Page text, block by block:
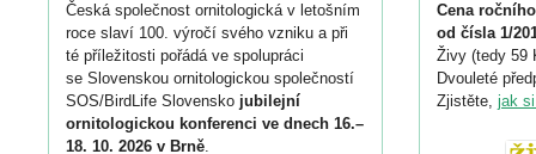
Česká společnost ornitologická v letošním
roce slaví 100. výročí svého vzniku a při
té příležitosti pořádá ve spolupráci
se Slovenskou ornitologickou společností
SOS/BirdLife Slovensko jubilejní
ornitologickou konferenci ve dnech 16.–
18. 10. 2026 v Brně.
Cena
od čísla 1/
Živy (tedy 59
Dvouleté
Zjistěte, jak